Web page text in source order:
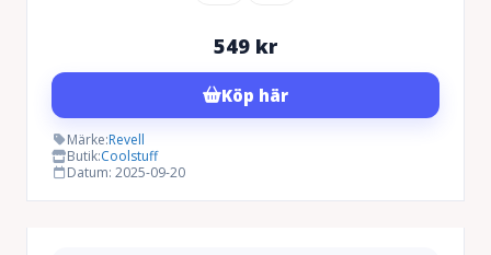
549 kr
Köp här
Märke:Revell
Butik:Coolstuff
Datum: 2025-09-20